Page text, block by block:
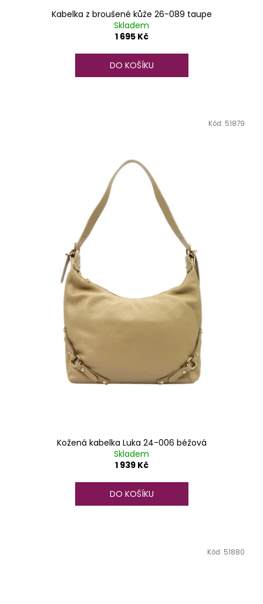
Kabelka z broušené kůže 26-089 taupe
Skladem
1 695 Kč
DO KOŠÍKU
Kožená kabelka Luka 24-006 béžová
Skladem
1 939 Kč
DO KOŠÍKU
Kód: 51879
Kód: 51880